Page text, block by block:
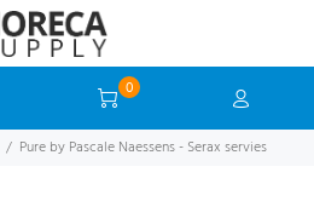
0
Pure by Pascale Naessens - Serax servies